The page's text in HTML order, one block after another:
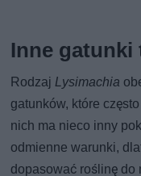
Inne
RodzajLysimachia
gatunków, które
nich ma nieco inny
odmienne warunki,
dopasować roślinę do